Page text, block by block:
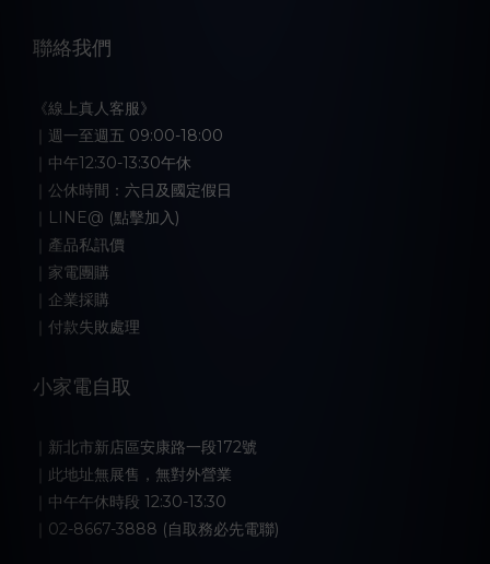
聯絡我們
《線上真人客服》
｜週一至週五 09:00-18:00
｜中午12:30-13:30午休
｜公休時間：六日及國定假日
｜LINE@ (點擊加入)
｜產品私訊價
｜家電團購
｜企業採購
｜付款失敗處理
小家電自取
｜新北市新店區安康路一段172號
｜此地址無展售，無對外營業
｜中午午休時段 12:30-13:30
｜02-8667-3888 (自取務必先電聯)